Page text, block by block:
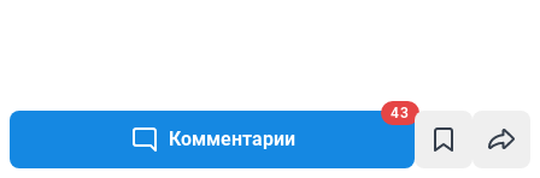
Комментарии
43